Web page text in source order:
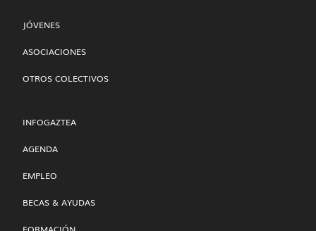
JÓVENES
ASOCIACIONES
OTROS COLECTIVOS
INFOGAZTEA
AGENDA
EMPLEO
BECAS & AYUDAS